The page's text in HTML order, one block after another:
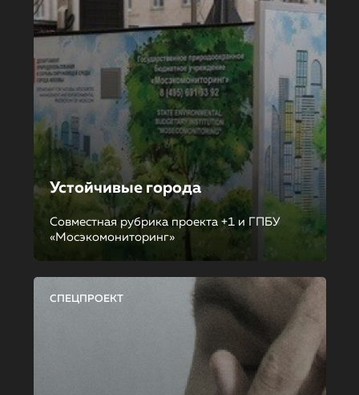
Устойчивые города
Совместная рубрика проекта +1 и ГПБУ
«Мосэкомониторинг»
СПЕЦПРОЕКТ